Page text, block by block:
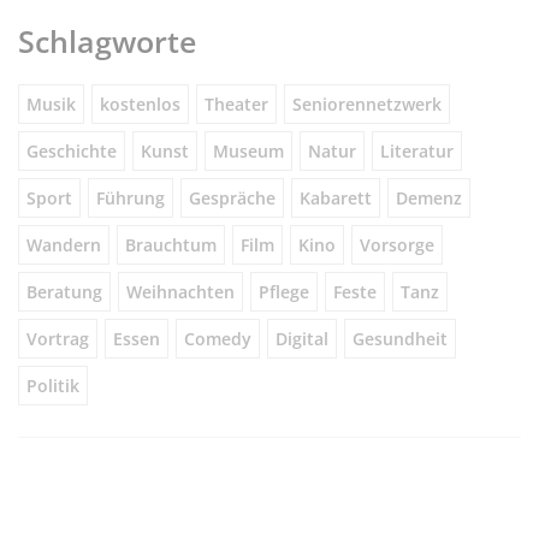
Schlagworte
Musik kostenlos Theater Seniorennetzwerk
Geschichte Kunst Museum Natur Literatur
Sport Führung Gespräche Kabarett Demenz
Wandern Brauchtum Film Kino Vorsorge
Beratung Weihnachten Pflege Feste Tanz
Vortrag Essen Comedy Digital Gesundheit
Politik